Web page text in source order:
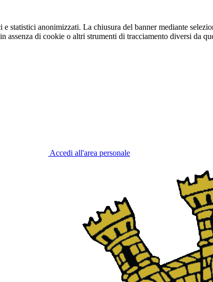
statistici anonimizzati. La chiusura del banner mediante
assenza di cookie o altri strumenti di tracciamento diversi da
Accedi all'area personale